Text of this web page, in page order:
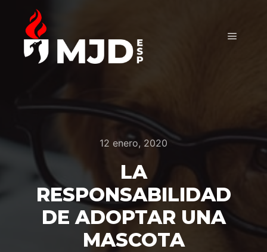
12 enero, 2020
LA
RESPONSABILIDAD
DE ADOPTAR UNA
MASCOTA